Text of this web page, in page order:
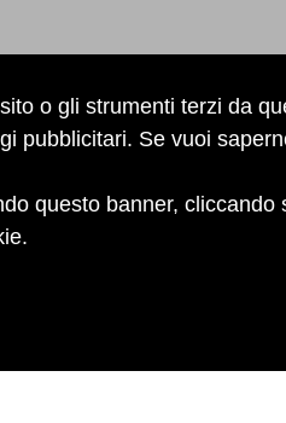
o gli strumenti terzi da
pubblicitari. Se vuoi
questo banner,